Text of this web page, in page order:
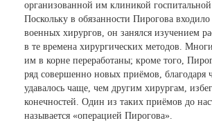
организованной им клиникой госпитальной
Поскольку в обязанности Пирогова входило
военных хирургов, он занялся изучением
в те времена хирургических методов.
им в корне переработаны; кроме того,
ряд совершенно новых приёмов, благодаря
удавалось чаще, чем другим хирургам,
конечностей. Один из таких приёмов до
называется «операцией Пирогова».